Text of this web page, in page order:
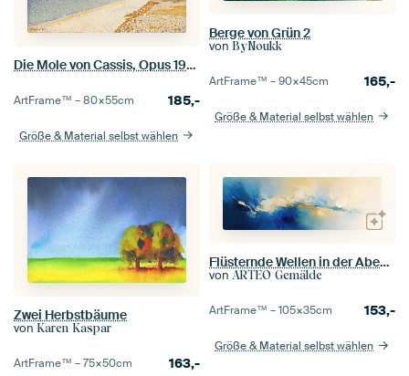
Die Mole von Cassis, Opus 198, Paul Signac - 1889
ArtFrame™ –80×55cm 185,-
Größe & Material selbst wählen
Berge von Grün 2
von ByNoukk
ArtFrame™ –90×45cm 165,-
Größe & Material selbst wählen
Zwei Herbstbäume
von Karen Kaspar
ArtFrame™ –75×50cm 163,-
Flüsternde Wellen in der Abenddämmerung
von ARTEO Gemälde
ArtFrame™ –105×35cm 153,-
Größe & Material selbst wählen